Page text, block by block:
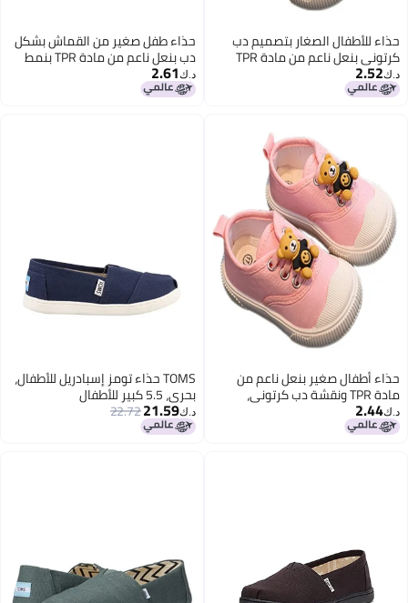
حذاء للأطفال الصغار بتصميم دب
كرتوني بنعل ناعم من مادة TPR
ونعل قماشي.
د.ك‏2.52
حذاء طفل صغير من القماش بشكل
دب بنعل ناعم من مادة TPR بنمط
كرتوني
د.ك‏2.61
حذاء أطفال صغير بنعل ناعم من
مادة TPR ونقشة دب كرتوني،
مصنوع من القماش، لون وردي،
مقاس 23
د.ك‏2.44
TOMS حذاء تومز إسبادريل للأطفال،
بحري، 5.5 كبير للأطفال
د.ك‏21.59
22.72